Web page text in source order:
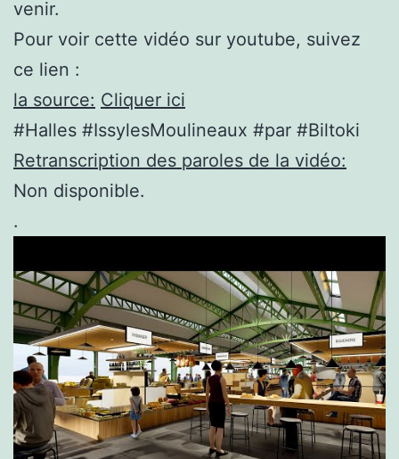
venir.
Pour voir cette vidéo sur youtube, suivez
ce lien :
la source: Cliquer ici
#Halles #IssylesMoulineaux #par #Biltoki
Retranscription des paroles de la vidéo:
Non disponible.
.